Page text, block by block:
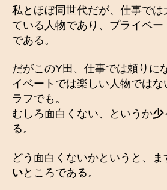
私とほぼ同世代だが、仕事では
ている人物であり、プライベ
である。
だがこのY田、仕事では頼りに
イベートでは楽しい人物では
ラフでも。
むしろ面白くない、というか少
る。
どう面白くないかというと、ま
いところである。